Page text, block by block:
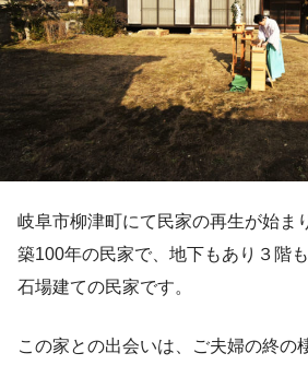
岐阜市柳津町にて民家の再生が始ま
築100年の民家で、地下もあり３階
石場建ての民家です。
この家との出会いは、ご夫婦の終の